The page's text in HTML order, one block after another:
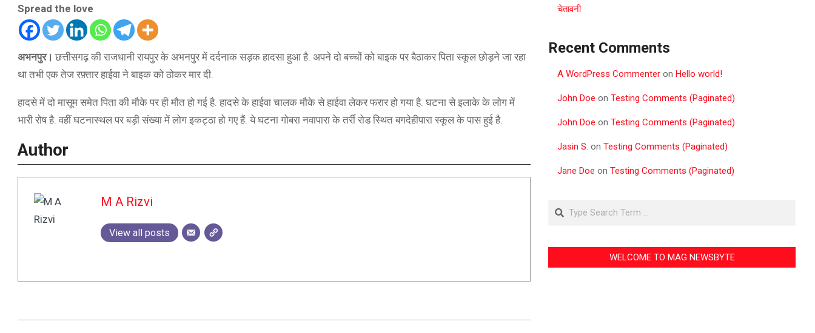
Spread the love
अभनपुर। छत्तीसगढ़ की राजधानी रायपुर के अभनपुर में दर्दनाक सड़क हादसा हुआ है. अपने दो बच्चों को बाइक पर बैठाकर पिता स्कूल छोड़ने जा रहा
था तभी एक तेज रफ़्तार हाईवा ने बाइक को ठोकर मार दी.
हादसे में दो मासूम समेत पिता की मौके पर ही मौत हो गई है. हादसे के हाईवा चालक मौके से हाईवा लेकर फरार हो गया है. घटना से इलाके के लोग में
भारी रोष है. वहीं घटनास्थल पर बड़ी संख्या में लोग इकट्ठा हो गए हैं. ये घटना गोबरा नवापारा के तर्री रोड स्थित बगदेहीपारा स्कूल के पास हुई है.
Author
M A Rizvi
View all posts
चेतावनी
Recent Comments
A WordPress Commenter on Hello world!
John Doe on Testing Comments (Paginated)
John Doe on Testing Comments (Paginated)
Jasin S. on Testing Comments (Paginated)
Jane Doe on Testing Comments (Paginated)
Search
WELCOME TO MAG NEWSBYTE